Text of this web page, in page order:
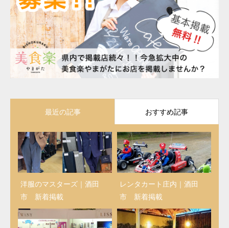
最近の記事 おすすめ記事
洋服のマスターズ｜酒田
市 新着掲載
レンタカート庄内｜酒田
市 新着掲載